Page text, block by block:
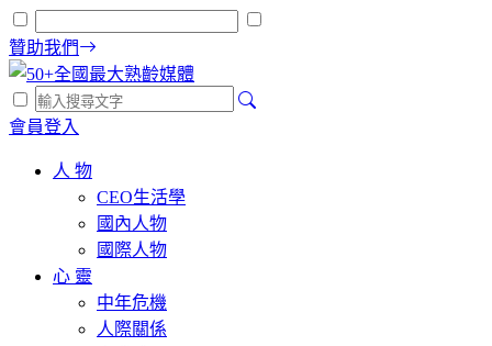
贊助我們
會員登入
人 物
CEO生活學
國內人物
國際人物
心 靈
中年危機
人際關係